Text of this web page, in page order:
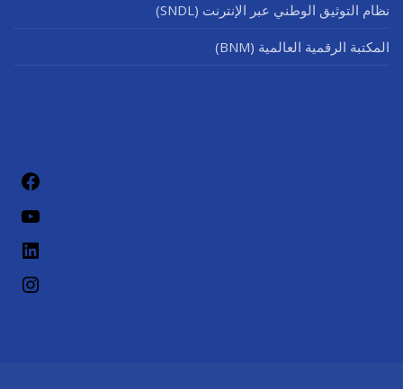
نظام التوثيق الوطني عبر الإنترنت (SNDL)
المكتبة الرقمية العالمية (BNM)